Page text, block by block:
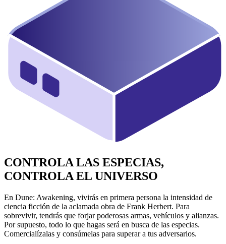
CONTROLA LAS ESPECIAS,
CONTROLA EL UNIVERSO
En Dune: Awakening, vivirás en primera persona la intensidad de
ciencia ficción de la aclamada obra de Frank Herbert. Para
sobrevivir, tendrás que forjar poderosas armas, vehículos y alianzas.
Por supuesto, todo lo que hagas será en busca de las especias.
Comercialízalas y consúmelas para superar a tus adversarios.